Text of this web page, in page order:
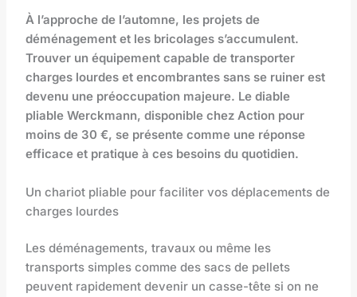
À l’approche de l’automne, les projets de
déménagement et les bricolages s’accumulent.
Trouver un équipement capable de transporter
charges lourdes et encombrantes sans se ruiner est
devenu une préoccupation majeure. Le diable
pliable Werckmann, disponible chez Action pour
moins de 30 €, se présente comme une réponse
efficace et pratique à ces besoins du quotidien.
Un chariot pliable pour faciliter vos déplacements de
charges lourdes
Les déménagements, travaux ou même les
transports simples comme des sacs de pellets
peuvent rapidement devenir un casse-tête si on ne